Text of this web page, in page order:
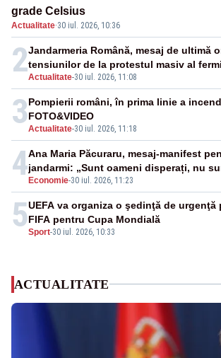
grade Celsius
Actualitate·30 iul. 2026, 10:36
2Actualitate-30 iul. 2026, 11:08
Jandarmeria Română, mesaj de ultimă
tensiunilor de la protestul masiv al
3Actualitate-30 iul. 2026, 11:18
Pompierii români, în prima linie a
FOTO&VIDEO
4Economie-30 iul. 2026, 11:23
Ana Maria Păcuraru, mesaj-manifest
jandarmi: „Sunt oameni disperați, nu
5Sport-30 iul. 2026, 10:33
UEFA va organiza o şedinţă de
FIFA pentru Cupa Mondială
ACTUALITATE